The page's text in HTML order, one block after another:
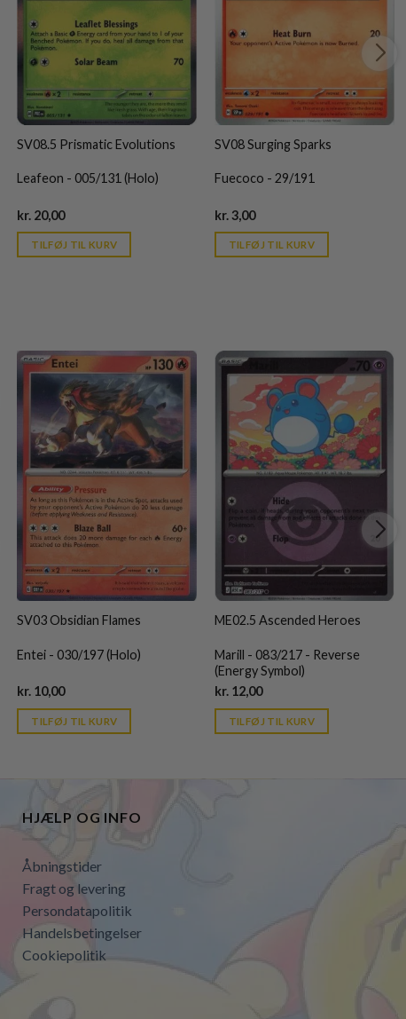
SV08.5 Prismatic Evolutions
Leafeon - 005/131 (Holo)
kr. 20,00Current
is:
kr. 39,95.
TILFØJ TIL KURV
SV08 Surging Sparks
Fuecoco - 29/191
kr.3,00Current
is:
kr. 39,95.
TILFØJ TIL KURV
SV03 Obsidian Flames
Entei - 030/197 (Holo)
kr. 10,00Current
is:
kr. 39,95.
TILFØJ TIL KURV
ME02.5 Ascended Heroes
Marill - 083/217 - Reverse
(Energy Symbol)
kr.12,00Current
is:
kr. 39,95.
TILFØJ TIL KURV
HJÆLP OG INFO
Åbningstider
Fragt og levering
Persondatapolitik
Handelsbetingelser
Cookiepolitik